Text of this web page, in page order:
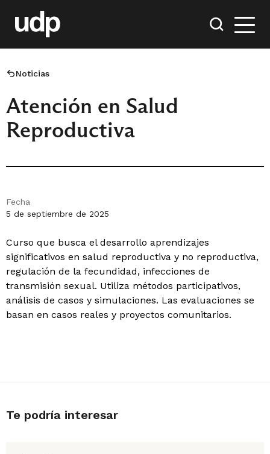
Noticias
Atención en Salud
Reproductiva
Fecha
5 de septiembre de 2025
Curso que busca el desarrollo aprendizajes
significativos en salud reproductiva y no reproductiva,
regulación de la fecundidad, infecciones de
transmisión sexual. Utiliza métodos participativos,
análisis de casos y simulaciones. Las evaluaciones se
basan en casos reales y proyectos comunitarios.
Te podría interesar